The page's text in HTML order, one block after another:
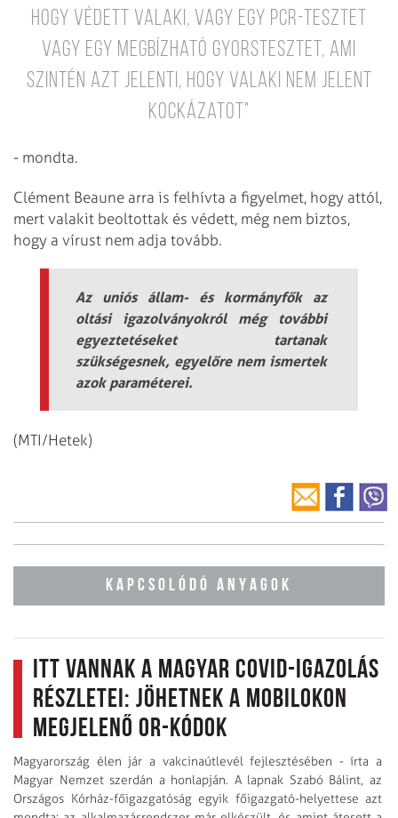
hogy védett valaki, vagy egy PCR-tesztet
vagy egy megbízható gyorstesztet, ami
szintén azt jelenti, hogy valaki nem jelent
kockázatot"
- mondta.
Clément Beaune arra is felhívta a figyelmet, hogy attól,
mert valakit beoltottak és védett, még nem biztos,
hogy a vírust nem adja tovább.
Az uniós állam- és kormányfők az
oltási igazolványokról még további
egyeztetéseket tartanak
szükségesnek, egyelőre nem ismertek
azok paraméterei.
(MTI/Hetek)
KAPCSOLÓDÓ ANYAGOK
Itt vannak a magyar Covid-igazolás
részletei: jöhetnek a mobilokon
megjelenő OR-kódok
Magyarország élen jár a vakcinaútlevél fejlesztésében - írta a
Magyar Nemzet szerdán a honlapján. A lapnak Szabó Bálint, az
Országos Kórház-főigazgatóság egyik főigazgató-helyettese azt